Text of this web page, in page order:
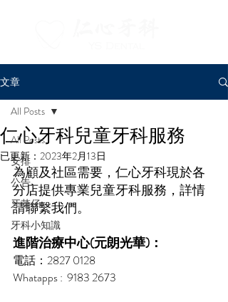
文章
All Posts
安排
公告
牙菜仔
牙科小知識
All Posts
仁心牙科兒童牙科服務
已更新： 2023年2月13日
為顧及社區需要，仁心牙科現於各
分店提供專業兒童牙科服務，詳情
請聯繫我們。
進階治療中心(元朗光華)：
電話：2827 0128
Whatapps :  9183 2673